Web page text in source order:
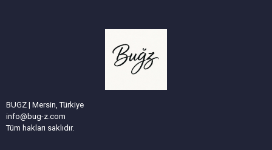
BUGZ | Mersin, Türkiye
info@bug-z.com
Tüm hakları saklıdır.